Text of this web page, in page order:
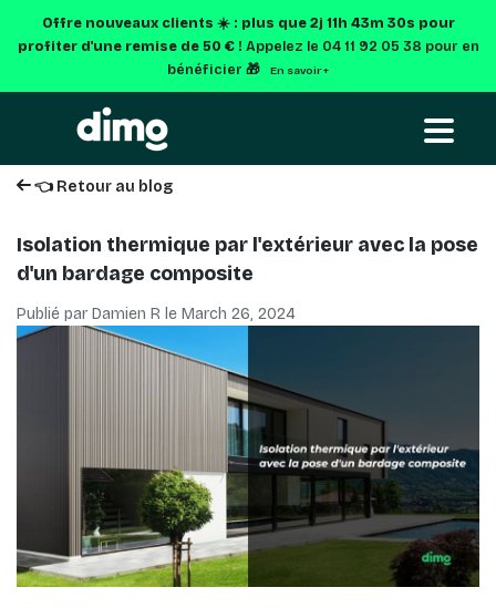
Offre nouveaux clients ☀️ : plus que 2j 11h 43m 29s pour
profiter d'une remise de 50 € ! Appelez le 04 11 92 05 38 pour en
bénéficier 🎁
En savoir +
👈 Retour au blog
Isolation thermique par l'extérieur avec la pose
d'un bardage composite
Publié par Damien R le March 26, 2024